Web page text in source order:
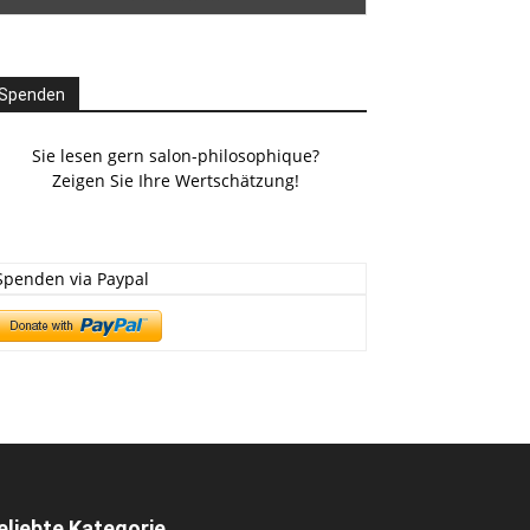
Sie lesen gern salon-philosophique?
Zeigen Sie Ihre Wertschätzung!
via Paypal